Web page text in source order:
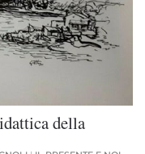
della